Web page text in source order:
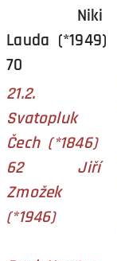
Niki
Lauda (*1949)
70
21.2.
Svatopluk
Čech (*1846)
62 Jiří
Zmožek
(*1946)